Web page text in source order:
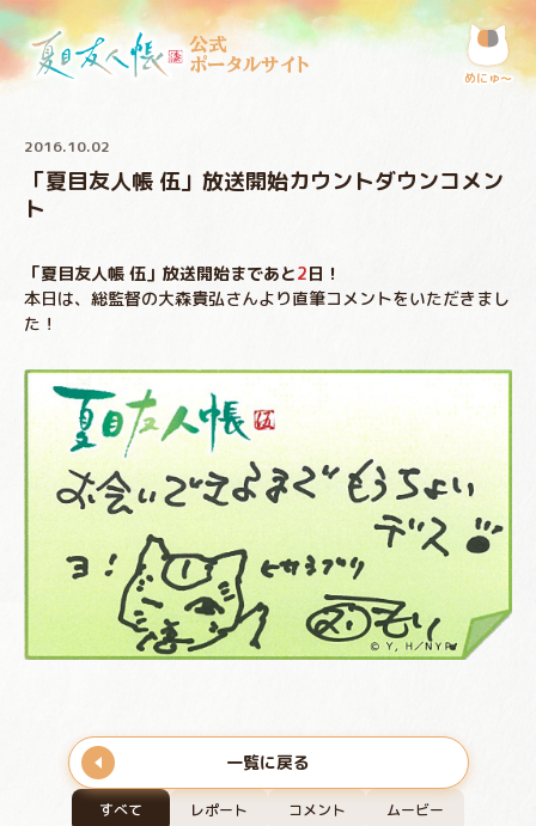
公式
ポータルサイト
めにゅ〜
すべて レポート コメント ムービー
2016.10.02
「夏目友人帳 伍」放送開始カウントダウンコメン
ト
「夏目友人帳 伍」放送開始まであと2日！
本日は、総監督の大森貴弘さんより直筆コメントをいただきまし
た！
一覧に戻る